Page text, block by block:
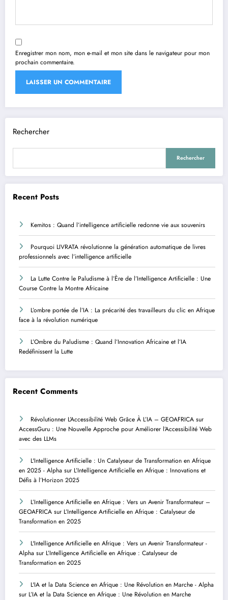
Enregistrer mon nom, mon e-mail et mon site dans le navigateur pour mon
prochain commentaire.
Rechercher
Rechercher
Recent Posts
Kemitos : Quand l’intelligence artificielle redonne vie aux souvenirs
Pourquoi LIVRATA révolutionne la génération automatique de livres
professionnels avec l’intelligence artificielle
La Lutte Contre le Paludisme à l’Ère de l’Intelligence Artificielle : Une
Course Contre la Montre Africaine
L’ombre portée de l’IA : La précarité des travailleurs du clic en Afrique
face à la révolution numérique
L’Ombre du Paludisme : Quand l’Innovation Africaine et l’IA
Redéfinissent la Lutte
Recent Comments
Révolutionner L’Accessibilité Web Grâce À L’IA – GEOAFRICA sur
AccessGuru : Une Nouvelle Approche pour Améliorer l’Accessibilité Web
avec des LLMs
L'Intelligence Artificielle : Un Catalyseur de Transformation en Afrique
en 2025 - Alpha sur L’Intelligence Artificielle en Afrique : Innovations et
Défis à l’Horizon 2025
L’Intelligence Artificielle en Afrique : Vers un Avenir Transformateur –
GEOAFRICA sur L’Intelligence Artificielle en Afrique : Catalyseur de
Transformation en 2025
L'Intelligence Artificielle en Afrique : Vers un Avenir Transformateur -
Alpha sur L’Intelligence Artificielle en Afrique : Catalyseur de
Transformation en 2025
L'IA et la Data Science en Afrique : Une Révolution en Marche - Alpha
sur L’IA et la Data Science en Afrique : Une Révolution en Marche